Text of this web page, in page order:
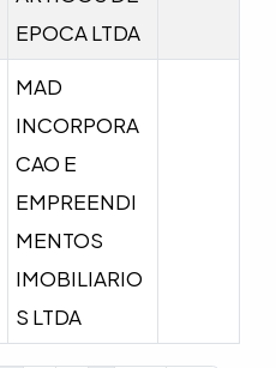
EPOCA LTDA
MAD
INCORPORA
CAO E
EMPREENDI
MENTOS
IMOBILIARIO
S LTDA